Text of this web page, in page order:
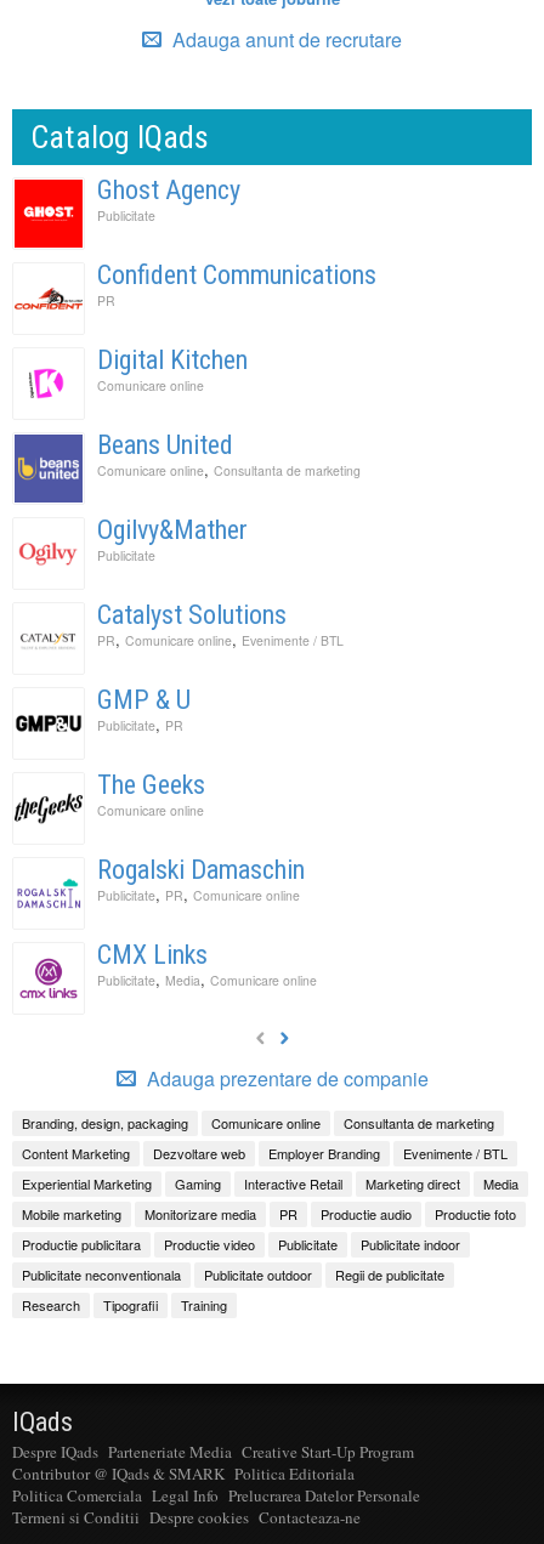
Adauga anunt de recrutare
Catalog IQads
Ghost Agency
Publicitate
Confident Communications
PR
Digital Kitchen
Comunicare online
Beans United
Comunicare online, Consultanta de marketing
Ogilvy&Mather
Publicitate
Catalyst Solutions
PR, Comunicare online, Evenimente / BTL
GMP & U
Publicitate, PR
The Geeks
Comunicare online
Rogalski Damaschin
Publicitate, PR, Comunicare online
CMX Links
Publicitate, Media, Comunicare online
Adauga prezentare de companie
Branding, design, packaging Comunicare online
Consultanta de marketing
Content Marketing
Dezvoltare web Employer Branding
Evenimente / BTL
Experiential Marketing
Gaming Interactive Retail Marketing direct
Media
Mobile marketing
Monitorizare media PR Productie audio
Productie foto
Productie publicitara
Productie video Publicitate
Publicitate indoor
Publicitate neconventionala
Publicitate outdoor
Regii de publicitate
Research
Tipografii Training
IQads
Despre IQads Parteneriate Media Creative Start-Up Program
Contributor @ IQads & SMARK Politica Editoriala
Politica Comerciala Legal Info Prelucrarea Datelor Personale
Termeni si Conditii Despre cookies Contacteaza-ne